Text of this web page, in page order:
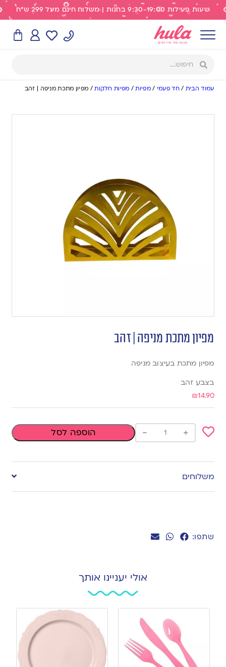
שעות פעילות 9:30-19:00 בחנות | משלוח חינם מעל 299 ש"ח
עמוד הבית /חד פעמי /מפיות/ מפיות חלקות/ מפיון מתכת מניפה | זהב
שתפו:
מפיון מתכת מניפה | זהב
מפיון מתכת בעיצוב מניפה
בצבע זהב
₪14.90
to
wishlist
+
- הוספה לסל
משלוחים
אולי יעניינו אותך